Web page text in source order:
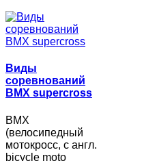
Виды
соревнований
BMX supercross
BMX
(велосипедный
мотокросс, с англ.
bicycle moto